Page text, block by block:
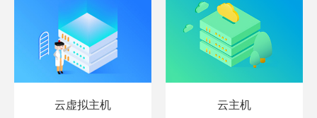
云虚拟主机 云主机